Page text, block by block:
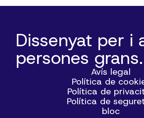
Dissenyat per i
persones grans.
Avís legal
Política de
Política de
Política de
bloc